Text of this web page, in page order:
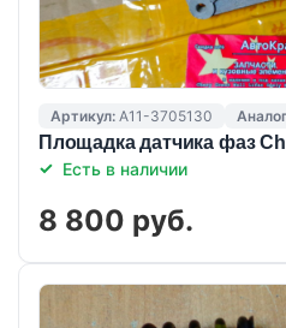
Артикул: A11-3705130
Площадка датчика фаз
Есть в наличии
8 800 руб.